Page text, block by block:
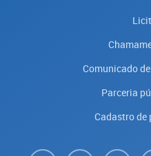
Comunicado
Parceria
Cadastro de